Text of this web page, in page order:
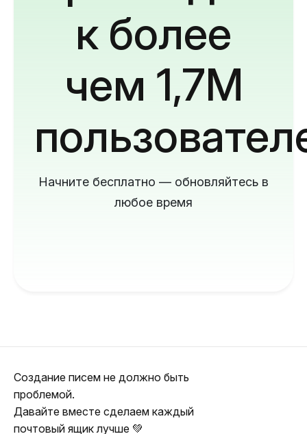
к более
чем 1,7M
Начните бесплатно — обновляйтесь в
любое время
Создание писем не должно быть
проблемой.
Давайте вместе сделаем каждый
почтовый ящик лучше 💚